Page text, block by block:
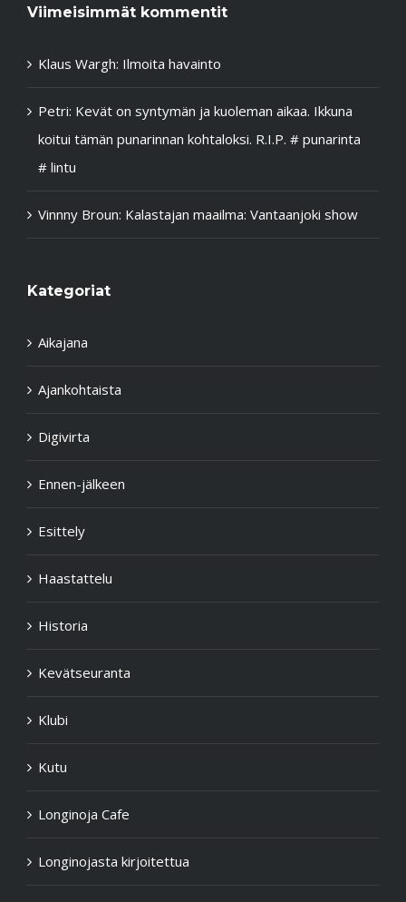
Viimeisimmät kommentit
Klaus Wargh: Ilmoita havainto
Petri: Kevät on syntymän ja kuoleman aikaa. Ikkuna
koitui tämän punarinnan kohtaloksi. R.I.P. # punarinta
# lintu
Vinnny Broun: Kalastajan maailma: Vantaanjoki show
Kategoriat
Aikajana
Ajankohtaista
Digivirta
Ennen-jälkeen
Esittely
Haastattelu
Historia
Kevätseuranta
Klubi
Kutu
Longinoja Cafe
Longinojasta kirjoitettua